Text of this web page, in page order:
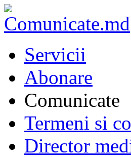
Servicii
Abonare
Comunicate
Termeni si
Director